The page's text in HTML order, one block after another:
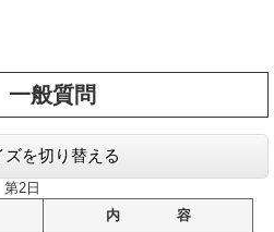
般質問
ズを切り替える
第2日
内 容